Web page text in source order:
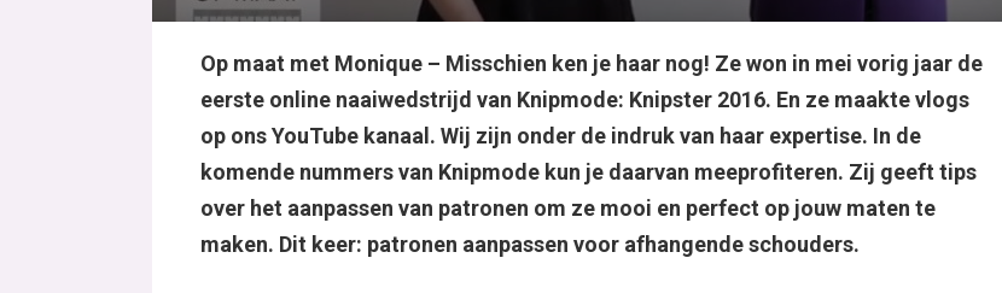
Op maat met Monique – Misschien ken je haar nog! Ze won in mei vorig jaar de
eerste online naaiwedstrijd van Knipmode: Knipster 2016. En ze maakte vlogs
op ons YouTube kanaal. Wij zijn onder de indruk van haar expertise. In de
komende nummers van Knipmode kun je daarvan meeprofiteren. Zij geeft tips
over het aanpassen van patronen om ze mooi en perfect op jouw maten te
maken. Dit keer: patronen aanpassen voor afhangende schouders.